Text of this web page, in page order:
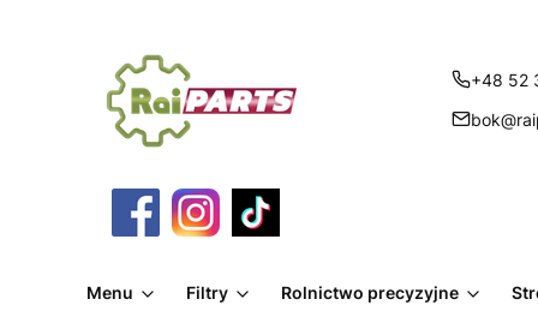
+48 52
Menu Filtry Rolnictwo precyzyjne